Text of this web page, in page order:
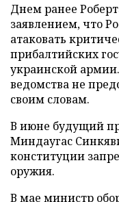
Днем ранее
заявлением, что
атаковать
прибалтийских
украинской
ведомства не
своим словам.
В июне будущий
Миндаугас
конституции
оружия.
В мае министр